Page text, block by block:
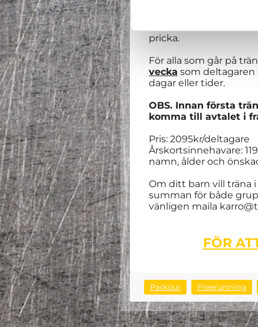
höstlov. Gemensam
pricka.
För alla som går på
vecka som deltagaren
dagar eller tider.
OBS. Innan första
komma till avtalet i
Pris: 2095kr/deltagare
Årskortsinnehavare:
namn, ålder och
Om ditt barn vill träna
summan för både
vänligen maila
FÖR
Parkour Freerunning